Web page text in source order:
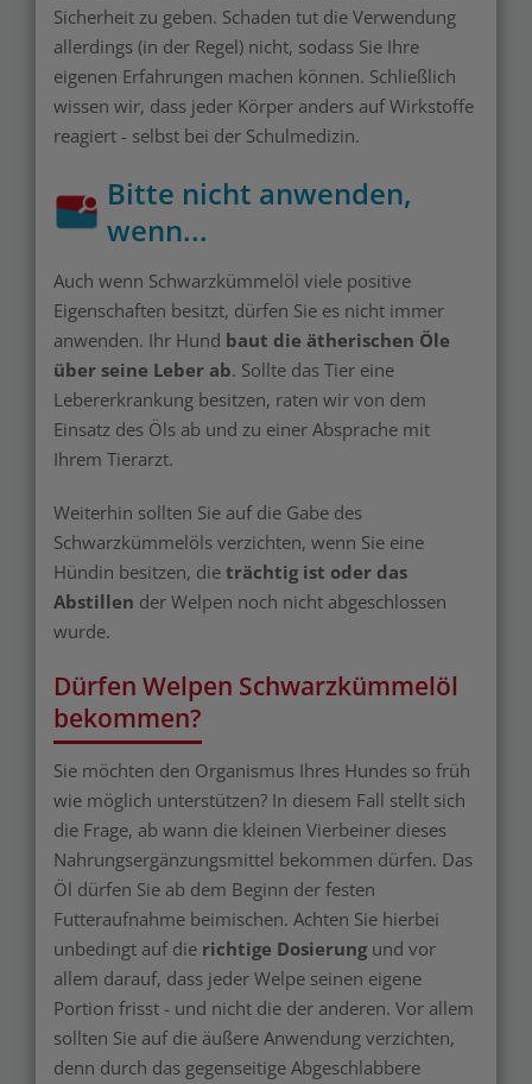
Sicherheit zu geben. Schaden tut die Verwendung
allerdings (in der Regel) nicht, sodass Sie Ihre
eigenen Erfahrungen machen können. Schließlich
wissen wir, dass jeder Körper anders auf Wirkstoffe
reagiert - selbst bei der Schulmedizin.
Bitte nicht anwenden,
wenn...
Auch wenn Schwarzkümmelöl viele positive
Eigenschaften besitzt, dürfen Sie es nicht immer
anwenden. Ihr Hund baut die ätherischen Öle
über seine Leber ab. Sollte das Tier eine
Lebererkrankung besitzen, raten wir von dem
Einsatz des Öls ab und zu einer Absprache mit
Ihrem Tierarzt.
Weiterhin sollten Sie auf die Gabe des
Schwarzkümmelöls verzichten, wenn Sie eine
Hündin besitzen, die trächtig ist oder das
Abstillen der Welpen noch nicht abgeschlossen
wurde.
Dürfen Welpen Schwarzkümmelöl
bekommen?
Sie möchten den Organismus Ihres Hundes so früh
wie möglich unterstützen? In diesem Fall stellt sich
die Frage, ab wann die kleinen Vierbeiner dieses
Nahrungsergänzungsmittel bekommen dürfen. Das
Öl dürfen Sie ab dem Beginn der festen
Futteraufnahme beimischen. Achten Sie hierbei
unbedingt auf die richtige Dosierung und vor
allem darauf, dass jeder Welpe seinen eigene
Portion frisst - und nicht die der anderen. Vor allem
sollten Sie auf die äußere Anwendung verzichten,
denn durch das gegenseitige Abgeschlabbere